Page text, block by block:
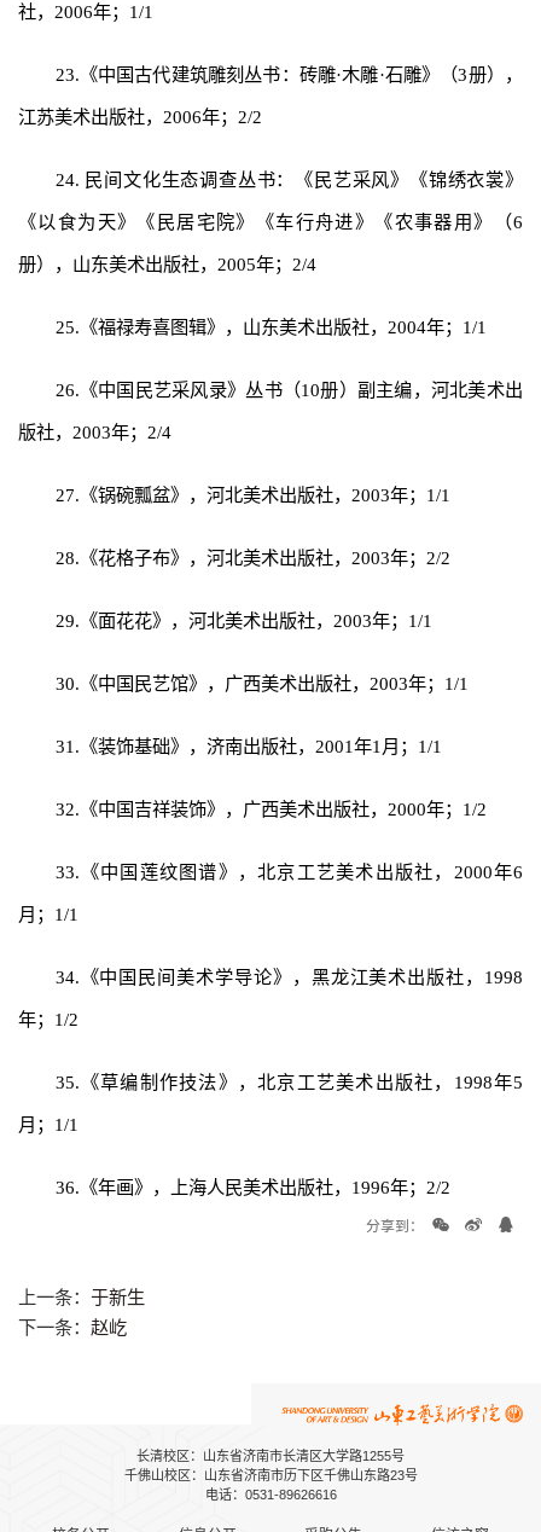
社，2006年；1/1
23.《中国古代建筑雕刻丛书：砖雕·木雕·石雕》（3册），
江苏美术出版社，2006年；2/2
24. 民间文化生态调查丛书：《民艺采风》《锦绣衣裳》
《以食为天》《民居宅院》《车行舟进》《农事器用》（6
册），山东美术出版社，2005年；2/4
25.《福禄寿喜图辑》，山东美术出版社，2004年；1/1
26.《中国民艺采风录》丛书（10册）副主编，河北美术出
版社，2003年；2/4
27.《锅碗瓢盆》，河北美术出版社，2003年；1/1
28.《花格子布》，河北美术出版社，2003年；2/2
29.《面花花》，河北美术出版社，2003年；1/1
30.《中国民艺馆》，广西美术出版社，2003年；1/1
31.《装饰基础》，济南出版社，2001年1月；1/1
32.《中国吉祥装饰》，广西美术出版社，2000年；1/2
33.《中国莲纹图谱》，北京工艺美术出版社，2000年6
月；1/1
34.《中国民间美术学导论》，黑龙江美术出版社，1998
年；1/2
35.《草编制作技法》，北京工艺美术出版社，1998年5
月；1/1
36.《年画》，上海人民美术出版社，1996年；2/2
分享到：
上一条： 于新生
下一条： 赵屹
长清校区：山东省济南市长清区大学路1255号
千佛山校区：山东省济南市历下区千佛山东路23号
电话：0531-89626616